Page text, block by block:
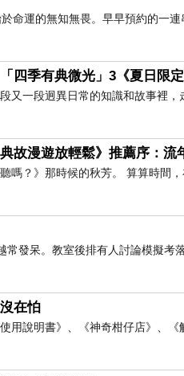
命運的無知無畏。早早預約的一
四季有典微光」3《夏日限
又一段迥異日常的知識和故事裡，
故漫遊放輕鬆》推薦序：流
嗎？》那時候的秋芳。 算算時間
呆。教室後排有人討論模擬考落
在怕
用說明書》、《神奇柑仔店》、《